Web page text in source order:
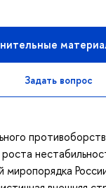
Задать вопрос
миропорядка